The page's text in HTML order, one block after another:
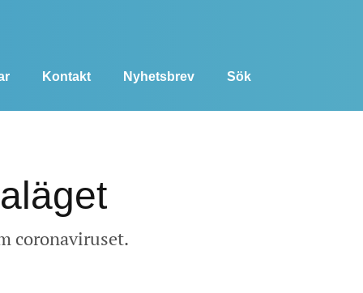
Kontakt Nyhetsbrev Sök
coronaviruset.